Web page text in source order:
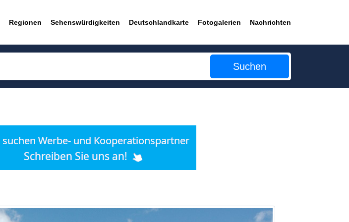
Regionen Sehenswürdigkeiten Deutschlandkarte Fotogalerien Nachrichten
Suchen